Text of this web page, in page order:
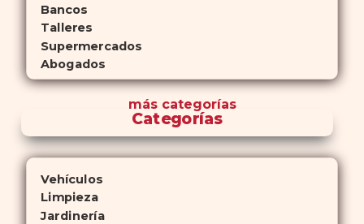
Bancos
Talleres
Supermercados
Abogados
máscategorías
Categorías
Vehículos
Limpieza
Jardinería